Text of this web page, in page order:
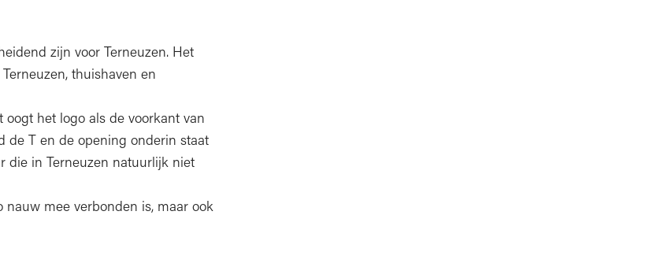
zijn voor Terneuzen. Het
thuishaven en
het logo als de voorkant van
de T en de opening onderin staat
die in Terneuzen natuurlijk niet
mee verbonden is, maar ook